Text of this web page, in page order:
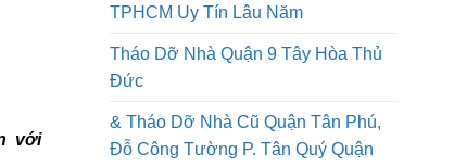
Toàn Lao Động Công Ty Uy Tín
Thu Mua Xác Nhà Định Giá Cao
TPHCM Uy Tín Lâu Năm
Tháo Dỡ Nhà Quận 9 Tây Hòa Thủ
Đức